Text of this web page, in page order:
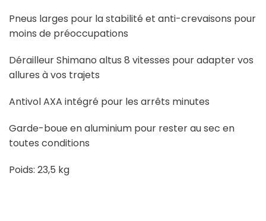
Pneus larges pour la stabilité et anti-crevaisons pour
moins de préoccupations
Dérailleur Shimano altus 8 vitesses pour adapter vos
allures à vos trajets
Antivol AXA intégré pour les arrêts minutes
Garde-boue en aluminium pour rester au sec en
toutes conditions
Poids: 23,5 kg